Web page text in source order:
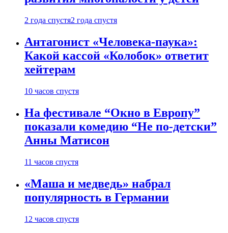
2 года спустя2 года спустя
Антагонист «Человека-паука»:
Какой кассой «Колобок» ответит
хейтерам
10 часов спустя
На фестивале “Окно в Европу”
показали комедию “Не по-детски”
Анны Матисон
11 часов спустя
«Маша и медведь» набрал
популярность в Германии
12 часов спустя